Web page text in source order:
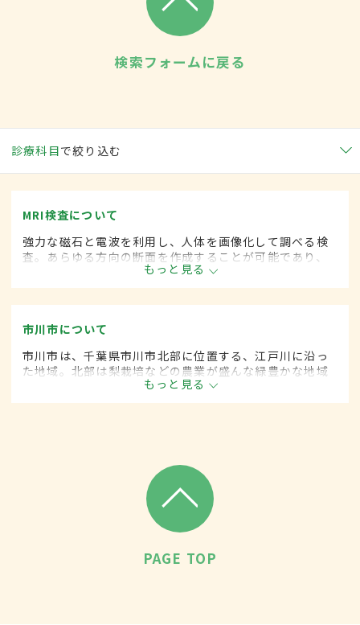
検索フォームに戻る
診療科目で絞り込む
MRI検査について
強力な磁石と電波を利用し、人体を画像化して調べる検
査。あらゆる方向の断面を作成することが可能であり、
さまざまな病気の状態、大きさ、形などを見ることがで
きる。Ｘ線を使用しないため、被ばくの心配がない。単
にMRとも呼ばれる。
もっと見る
市川市について
市川市は、千葉県市川市北部に位置する、江戸川に沿っ
た地域。北部は梨栽培などの農業が盛んな緑豊かな地域
で、学校や住宅街が広がっている。一方、南部は京葉工
業地域の一翼を担い、新しい住宅地が増えている。
もっと見る
PAGE TOP